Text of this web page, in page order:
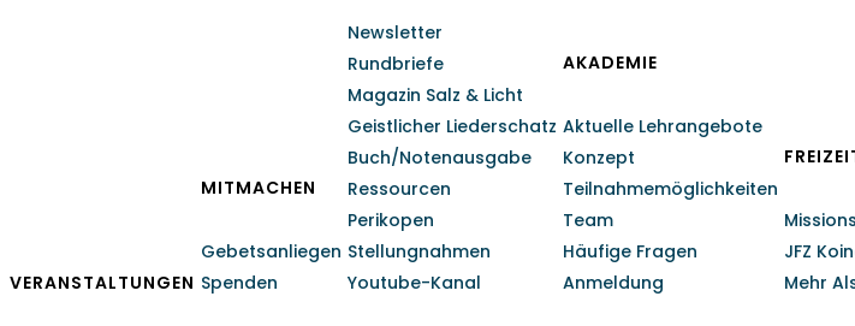
VERANSTALTUNGEN
MITMACHEN
Gebetsanliegen
Spenden
Newsletter
Rundbriefe
Magazin Salz & Licht
Geistlicher Liederschatz
Buch/Notenausgabe
Ressourcen
Perikopen
Stellungnahmen
Youtube-Kanal
AKADEMIE
Aktuelle Lehrangebote
Konzept
Teilnahmemöglichkeiten
Team
Häufige Fragen
Anmeldung
JFZ
Mehr